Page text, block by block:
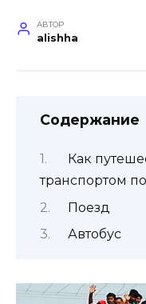
АВТОР
alishha
Содержание
Как
транспортом
Поезд
Автобус